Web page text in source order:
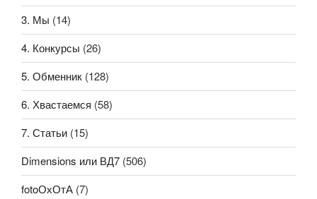
3. Мы (14)
4. Конкурсы (26)
5. Обменник (128)
6. Хвастаемся (58)
7. Статьи (15)
Dimensions или ВД7 (506)
fotoОхОтА (7)